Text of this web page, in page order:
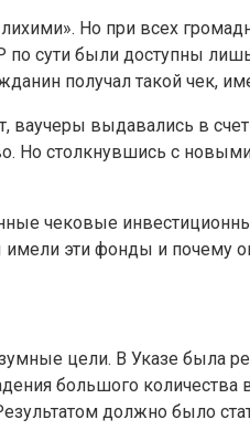
Но при всех
сути были доступны
получал такой чек,
выдавались в
столкнувшись с
чековые
имели эти фонды и почему
цели. В Указе была
большого
должно было